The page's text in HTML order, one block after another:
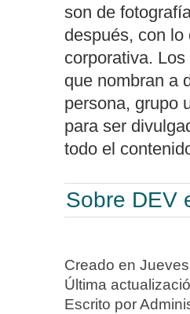
son de
después, con
corporativa.
que nombran a
persona, grupo
para ser
todo el
Sobre DEV
Creado en
Última
Escrito por